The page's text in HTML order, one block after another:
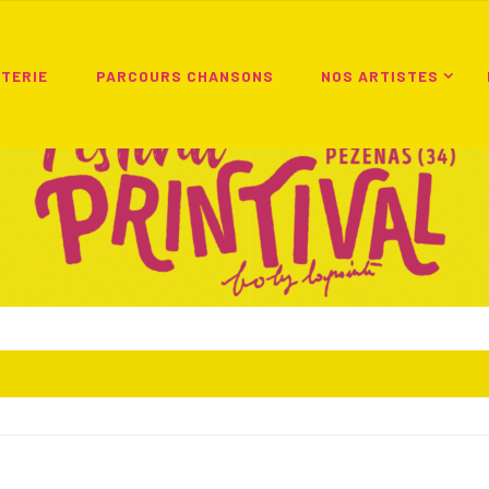
PARCOURS CHANSONS NOS ARTISTES